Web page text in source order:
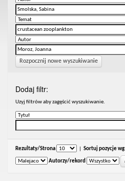
Rozpocznij nowe wyszukiwanie
Dodaj filtr:
Uzyj filtrów aby zagęścić wyszukiwanie.
Rezultaty/Strona Sortuj pozycje wg
Autorzy/rekord